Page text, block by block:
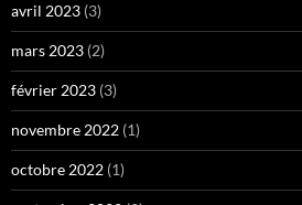
avril 2023 (3)
mars 2023 (2)
février 2023 (3)
novembre 2022 (1)
octobre 2022 (1)